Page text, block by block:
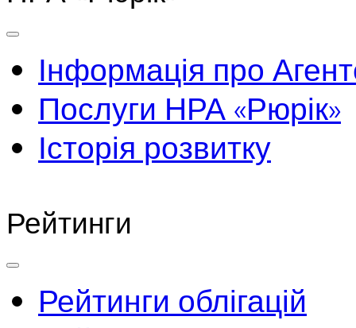
Інформація про
Послуги НРА «Рюрік»
Історія розвитку
Рейтинги
Рейтинги облігацій